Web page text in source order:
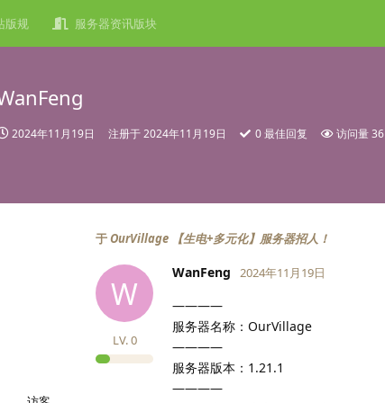
版规 服务器资讯版块
2024年11月19日 注册于2024年11月19日 0最佳回复 访问量36
于OurVillage 【生电+多元化】服务器招人！
W
WanFeng
LV.0
2024年11月19日
————
服务器名称：OurVillage
————
服务器版本：1.21.1
————